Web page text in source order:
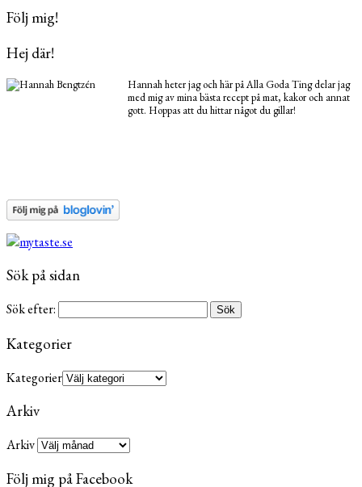
Följ mig!
Hej där!
Hannah heter jag och här på Alla Goda Ting delar jag
med mig av mina bästa recept på mat, kakor och annat
gott. Hoppas att du hittar något du gillar!
Sök på sidan
Sök efter:
Kategorier
Kategorier
Arkiv
Arkiv
Följ mig på Facebook